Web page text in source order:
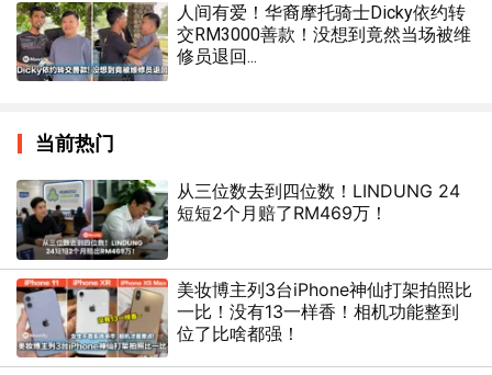
人间有爱！华裔摩托骑士Dicky依约转
交RM3000善款！没想到竟然当场被维
修员退回...
当前热门
从三位数去到四位数！LINDUNG 24
短短2个月赔了RM469万！
美妆博主列3台iPhone神仙打架拍照比
一比！没有13一样香！相机功能整到
位了比啥都强！